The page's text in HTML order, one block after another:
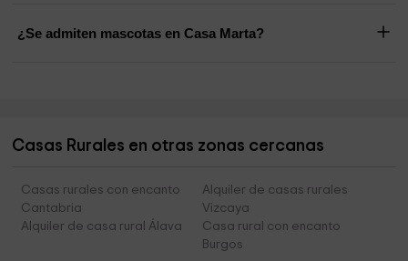
¿Se admiten mascotas en Casa Marta?
Casas Rurales en otras zonas cercanas
Casas rurales con encanto
Cantabria
Alquiler de casas rurales
Vizcaya
Alquiler de casa rural Álava
Casa rural con encanto
Burgos